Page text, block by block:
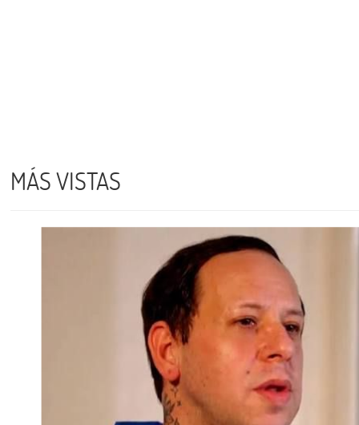
MÁS VISTAS